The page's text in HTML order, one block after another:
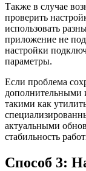
Также в случае
проверить
использовать
приложение не
настройки
параметры.
Если проблема
дополнительными
такими как
актуальными
стабильность
Способ 3: